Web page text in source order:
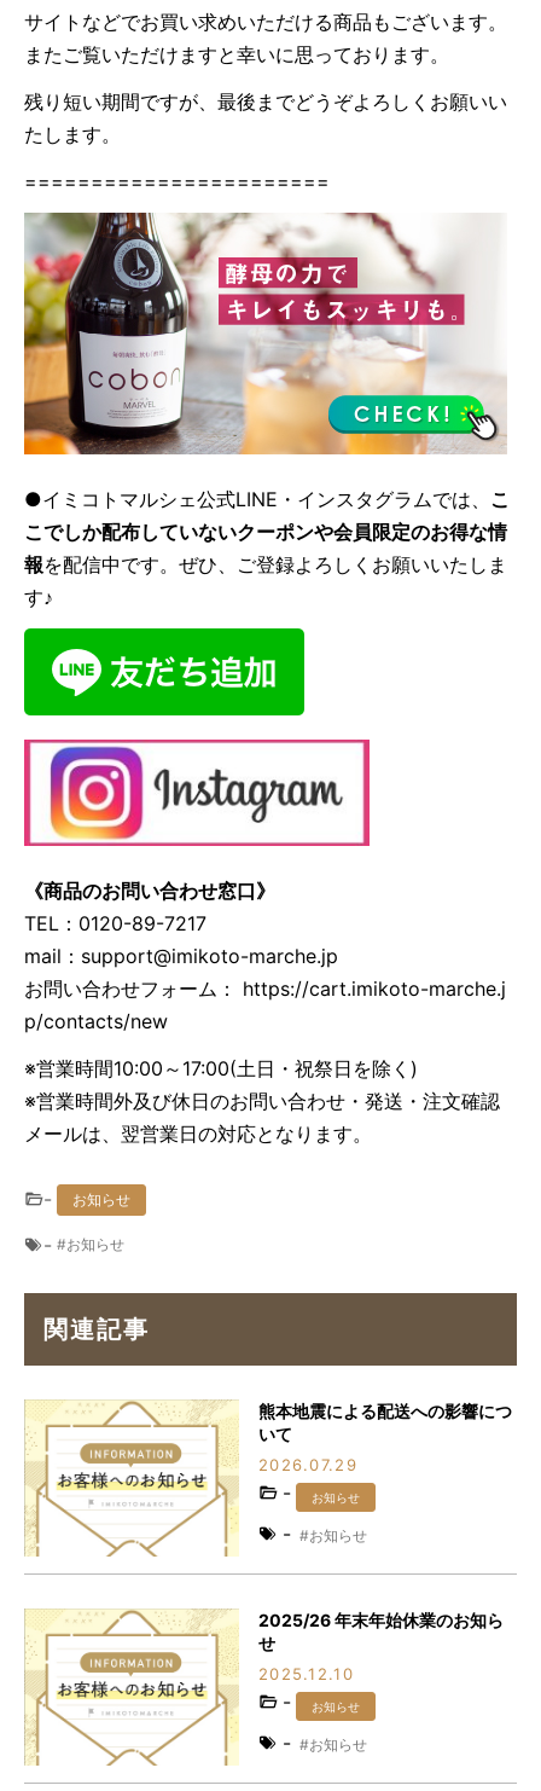
サイトなどでお買い求めいただける商品もございます。
またご覧いただけますと幸いに思っております。
残り短い期間ですが、最後までどうぞよろしくお願いい
たします。
=======================
●イミコトマルシェ公式LINE・インスタグラムでは、 こ
こでしか配布していないクーポンや会員限定のお得な情
報を配信中です。ぜひ、ご登録よろしくお願いいたしま
す♪
《商品のお問い合わせ窓口》
TEL：0120-89-7217
mail： support@imikoto-marche.jp
お問い合わせフォーム： https://cart.imikoto-marche.j
p/contacts/new
※営業時間10:00～17:00(土日・祝祭日を除く)
※営業時間外及び休日のお問い合わせ・発送・注文確認
メールは、翌営業日の対応となります。
- お知らせ
- お知らせ
関連記事
熊本地震による配送への影響につ
いて
2026.07.29
- お知らせ
- お知らせ
2025/26 年末年始休業のお知ら
せ
2025.12.10
- お知らせ
- お知らせ